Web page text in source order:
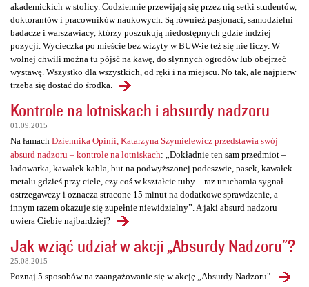
akademickich w stolicy. Codziennie przewijają się przez nią setki studentów,
doktorantów i pracowników naukowych. Są również pasjonaci, samodzielni
badacze i warszawiacy, którzy poszukują niedostępnych gdzie indziej
pozycji. Wycieczka po mieście bez wizyty w BUW-ie też się nie liczy. W
wolnej chwili można tu pójść na kawę, do słynnych ogrodów lub obejrzeć
wystawę. Wszystko dla wszystkich, od ręki i na miejscu. No tak, ale najpierw
trzeba się dostać do środka.
Kontrole na lotniskach i absurdy nadzoru
01.09.2015
Na łamach Dziennika Opinii, Katarzyna Szymielewicz przedstawia swój
absurd nadzoru – kontrole na lotniskach: „Dokładnie ten sam przedmiot –
ładowarka, kawałek kabla, but na podwyższonej podeszwie, pasek, kawałek
metalu gdzieś przy ciele, czy coś w kształcie tuby – raz uruchamia sygnał
ostrzegawczy i oznacza stracone 15 minut na dodatkowe sprawdzenie, a
innym razem okazuje się zupełnie niewidzialny”. A jaki absurd nadzoru
uwiera Ciebie najbardziej?
Jak wziąć udział w akcji „Absurdy Nadzoru"?
25.08.2015
Poznaj 5 sposobów na zaangażowanie się w akcję „Absurdy Nadzoru".